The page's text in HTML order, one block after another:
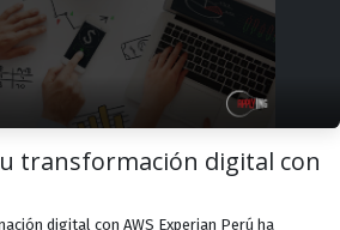
transformación digital con
digital con AWS Experian Perú ha